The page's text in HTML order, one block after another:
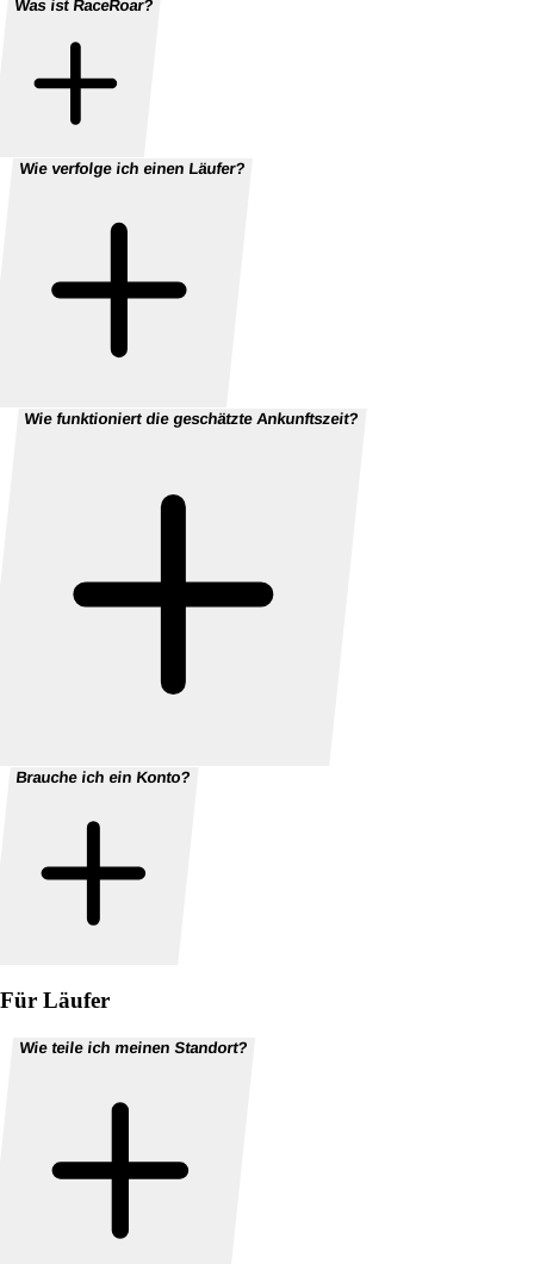
Was ist RaceRoar?
Wie verfolge ich einen Läufer?
Wie funktioniert die geschätzte Ankunftszeit?
Brauche ich ein Konto?
Für Läufer
Wie teile ich meinen Standort?